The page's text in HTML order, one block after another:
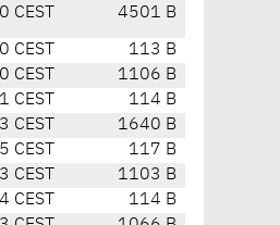
4501 B
113 B
1106 B
114 B
1640 B
117 B
1103 B
114 B